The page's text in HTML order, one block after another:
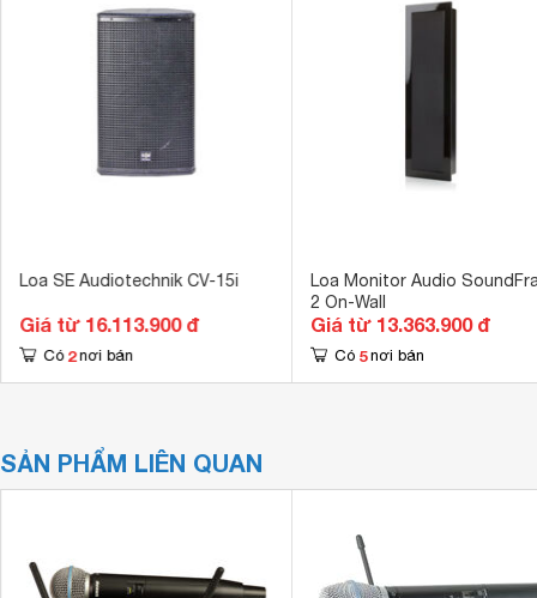
Loa SE Audiotechnik CV-15i
Giá từ 16.113.900 đ
Có 2 nơi bán
Loa Monitor Audio
2 On-Wall
Giá từ 13.363.900 đ
Có 5 nơi bán
SẢN PHẨM LIÊN QUAN